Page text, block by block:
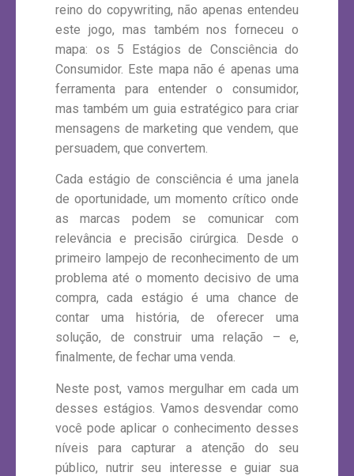
reino do copywriting, não apenas entendeu
este jogo, mas também nos forneceu o
mapa: os 5 Estágios de Consciência do
Consumidor. Este mapa não é apenas uma
ferramenta para entender o consumidor,
mas também um guia estratégico para criar
mensagens de marketing que vendem, que
persuadem, que convertem.
Cada estágio de consciência é uma janela
de oportunidade, um momento crítico onde
as marcas podem se comunicar com
relevância e precisão cirúrgica. Desde o
primeiro lampejo de reconhecimento de um
problema até o momento decisivo de uma
compra, cada estágio é uma chance de
contar uma história, de oferecer uma
solução, de construir uma relação – e,
finalmente, de fechar uma venda.
Neste post, vamos mergulhar em cada um
desses estágios. Vamos desvendar como
você pode aplicar o conhecimento desses
níveis para capturar a atenção do seu
público, nutrir seu interesse e guiar sua